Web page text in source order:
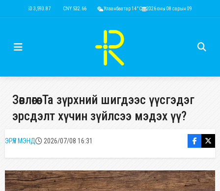
USD 3,593.87 CNY 532.66 RUB 43.77 EUR 4,141.04 KRW 2.53
Улаанбаатар 14°C 2026 оны 08 сарын 09
Зөвлөгөө: Та зүрхний шигдээс үүсгэдэг
эрсдэлт хүчин зүйлсээ мэдэх үү?
ЭРҮҮЛ МЭНД 2026/07/08 16:31